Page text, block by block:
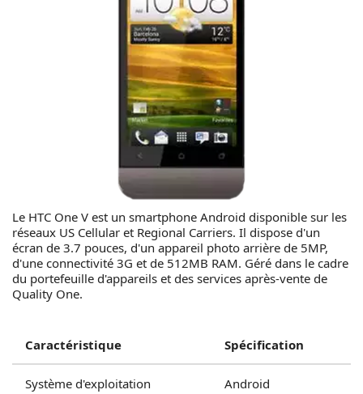
Le HTC One V est un smartphone Android disponible sur les
réseaux US Cellular et Regional Carriers. Il dispose d'un
écran de 3.7 pouces, d'un appareil photo arrière de 5MP,
d'une connectivité 3G et de 512MB RAM. Géré dans le cadre
du portefeuille d'appareils et des services après-vente de
Quality One.
Caractéristique Spécification
Système d'exploitation Android